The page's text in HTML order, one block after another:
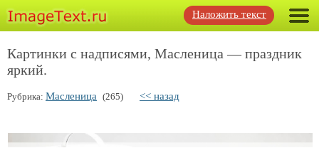
Наложить текст
Картинки с надписями, Масленица — праздник
яркий.
Рубрика: Масленица (265) << назад